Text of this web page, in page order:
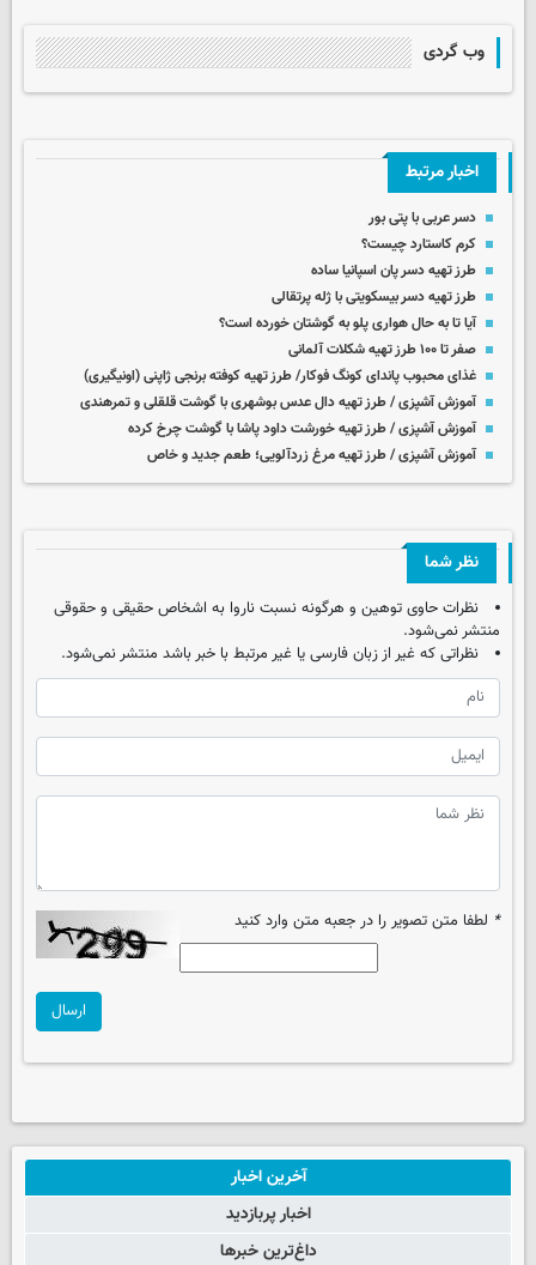
وب گردی
اخبار مرتبط
دسر عربی با پتی بور
کرم کاستارد چیست؟
طرز تهیه دسر پان اسپانیا ساده
طرز تهیه دسر بیسکویتی با ژله پرتقالی
آیا تا به حال هواری پلو به گوشتان خورده است؟
صفر تا ۱۰۰ طرز تهیه شکلات آلمانی
غذای محبوب پاندای کونگ فوکار/ طرز تهیه کوفته برنجی ژاپنی (اونیگیری)
آموزش آشپزی / طرز تهیه دال عدس بوشهری با گوشت قلقلی و تمرهندی
آموزش آشپزی / طرز تهیه خورشت داود پاشا با گوشت چرخ کرده
آموزش آشپزی / طرز تهیه مرغ زردآلویی؛ طعم جدید و خاص
نظر شما
نظرات حاوی توهین و هرگونه نسبت ناروا به اشخاص حقیقی و حقوقی
منتشر نمی‌شود.
نظراتی که غیر از زبان فارسی یا غیر مرتبط با خبر باشد منتشر نمی‌شود.
* لطفا متن تصویر را در جعبه متن وارد کنید
ارسال
آخرین اخبار
اخبار پربازدید
داغ‌ترین خبرها